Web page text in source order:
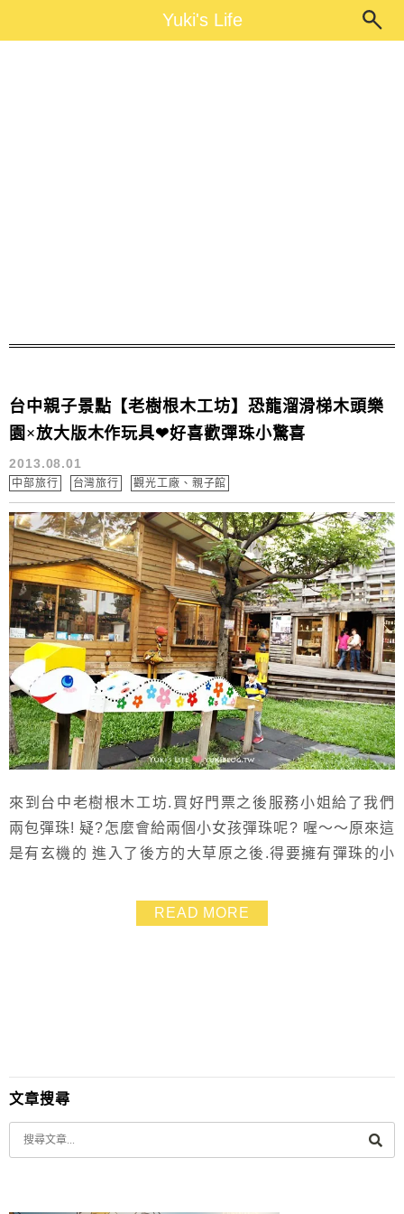
Yuki's LifeYuki's Life
台中親子景點【老樹根木工坊】恐龍溜滑梯木頭樂
園×放大版木作玩具❤好喜歡彈珠小驚喜
2013.08.01
中部旅行 台灣旅行 觀光工廠、親子館
來到台中老樹根木工坊.買好門票之後服務小姐給了我們
兩包彈珠! 疑?怎麼會給兩個小女孩彈珠呢? 喔～～原來這
是有玄機的 進入了後方的大草原之後.得要擁有彈珠的小
READ MORE
文章搜尋